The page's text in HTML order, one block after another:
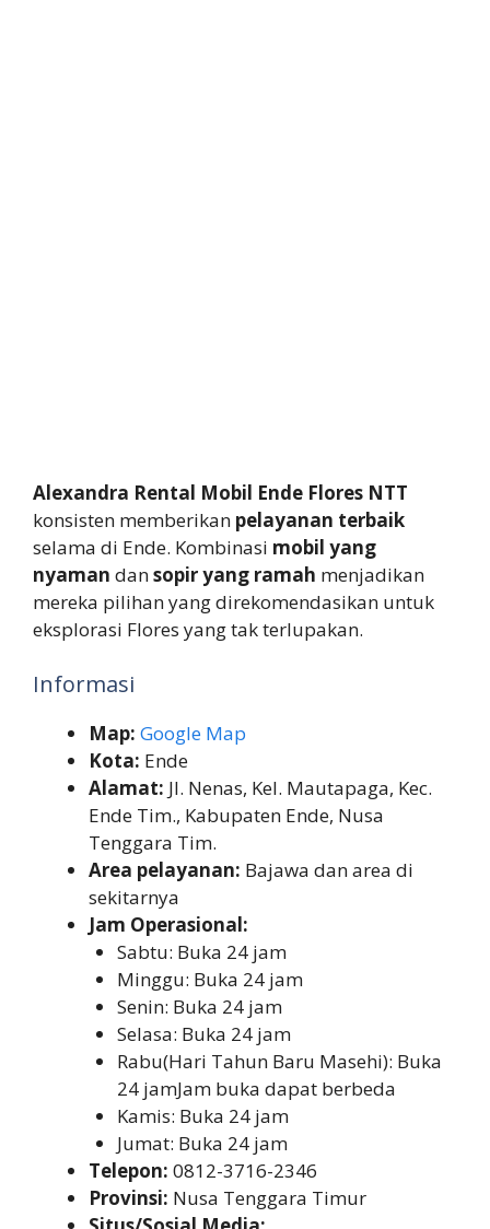
Alexandra Rental Mobil Ende Flores NTT
konsisten memberikan pelayanan terbaik
selama di Ende. Kombinasi mobil yang
nyaman dansopir yang ramah menjadikan
mereka pilihan yang direkomendasikan untuk
eksplorasi Flores yang tak terlupakan.
Informasi
Map: Google Map
Kota: Ende
Alamat: Jl. Nenas, Kel. Mautapaga, Kec.
Ende Tim., Kabupaten Ende, Nusa
Tenggara Tim.
Area pelayanan: Bajawa dan area di
sekitarnya
Jam Operasional:
Sabtu: Buka 24 jam
Minggu: Buka 24 jam
Senin: Buka 24 jam
Selasa: Buka 24 jam
Rabu(Hari Tahun Baru Masehi): Buka
24 jamJam buka dapat berbeda
Kamis: Buka 24 jam
Jumat: Buka 24 jam
Telepon: 0812-3716-2346
Provinsi: Nusa Tenggara Timur